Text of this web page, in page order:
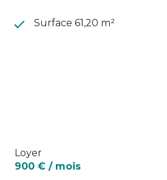
Surface 61,20 m²
Loyer
900 € / mois